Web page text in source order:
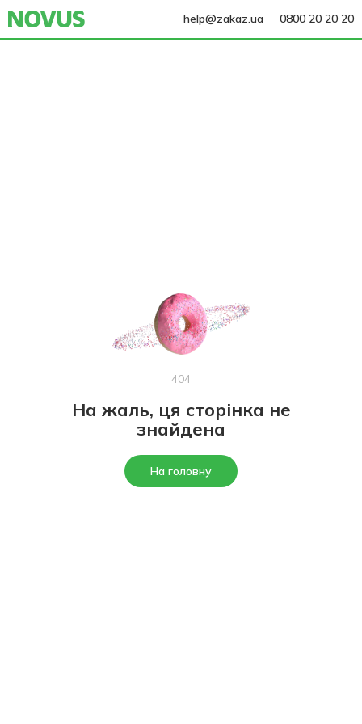
help@zakaz.ua 0800 20 20 20
404
На жаль, ця сторінка не
знайдена
На головну